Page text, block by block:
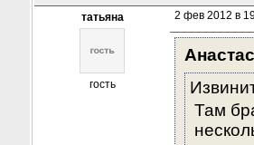
татьяна
гость
2 фев 2012 в
Там